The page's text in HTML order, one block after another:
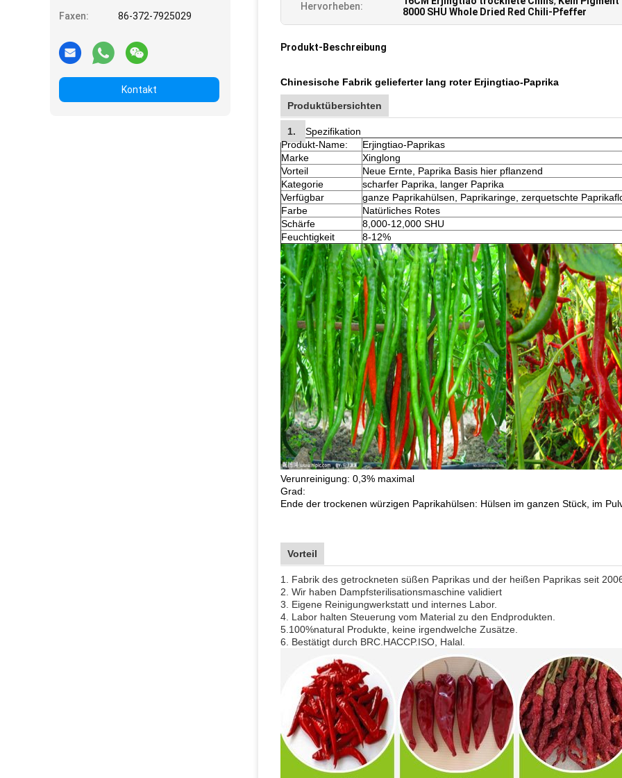
Faxen:
86-372-7925029
Kontakt
Hervorheben:
8000 SHU Whole Dried Red Chili-Pfeffer
Produkt-Beschreibung
Chinesische Fabrik gelieferter lang roter Erjingtiao-Paprika
Produktübersichten
1.
Spezifikation
Produkt-Name:
Erjingtiao-Paprikas
Marke
Xinglong
Vorteil
Neue Ernte, Paprika Basis hier pflanzend
Kategorie
scharfer Paprika, langer Paprika
Verfügbar
ganze Paprikahülsen, Paprikaringe, zerquetschte
Farbe
Natürliches Rotes
Schärfe
8,000-12,000 SHU
Feuchtigkeit
8-12%
Verunreinigung: 0,3% maximal
Grad:
Ende der trockenen würzigen Paprikahülsen: Hülsen im ganzen Stück, im
Vorteil
1. Fabrik des getrockneten süßen Paprikas und der heißen Paprikas seit
2. Wir haben Dampfsterilisationsmaschine validiert
3. Eigene Reinigungwerkstatt und internes Labor.
4. Labor halten Steuerung vom Material zu den Endprodukten.
5.100%natural Produkte, keine irgendwelche Zusätze.
6. Bestätigt durch BRC.HACCP.ISO, Halal.